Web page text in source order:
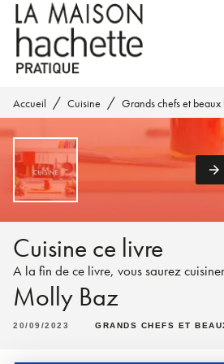
MENU RECHERCHE
PIED DE PAGE
Accueil / Cuisine / Grands chefs et beaux
arrow_forward
Cuisine ce livre
A la fin de ce livre, vous saurez
Molly Baz
20/09/2023 GRANDS CHEFS ET